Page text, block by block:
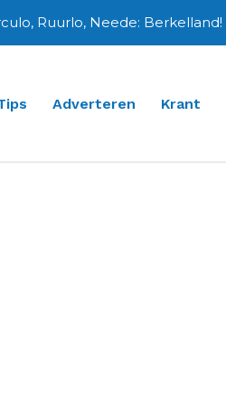
Ruurlo, Neede: Berkelland!
Adverteren Krant